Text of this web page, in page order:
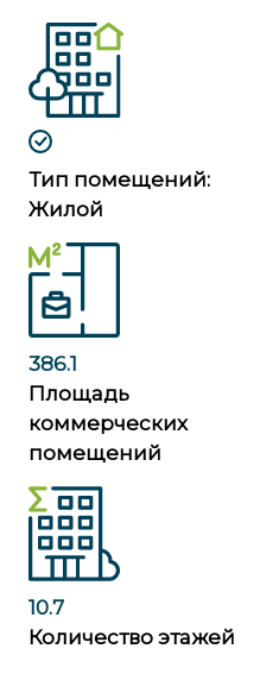
Тип помещений:
Жилой
386.1
Площадь
коммерческих
помещений
10.7
Количество этажей